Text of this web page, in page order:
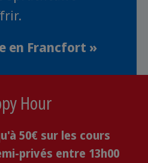
en Francfort »
Hour
50€ sur les cours
privés entre 13h00